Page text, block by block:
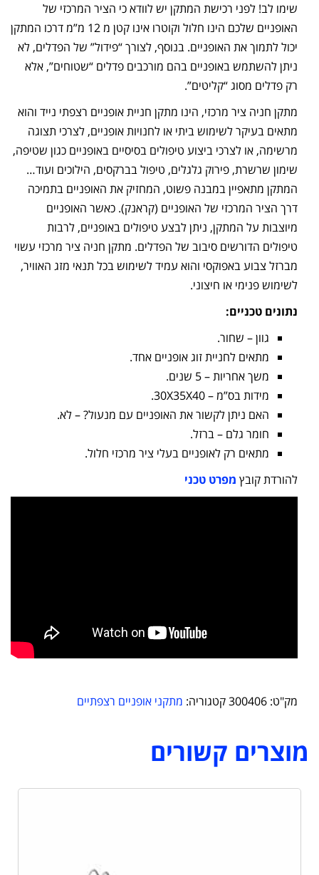
שימו לב! לפני רכישת המתקן יש לוודא כי הציר המרכזי של
האופניים שלכם הינו חלול וקוטרו אינו קטן מ 12 מ”מ דרכו המתקן
יכול לתמוך את האופניים. בנוסף, לצורך “פידול” של הפדלים, לא
ניתן להשתמש באופניים בהם מורכבים פדלים “שטוחים”, אלא
רק פדלים מסוג “קליטים”.
מתקן חניה ציר מרכזי, הינו מתקן חניית אופניים רצפתי נייד והוא
מתאים בעיקר לשימוש ביתי או לחנויות אופניים, לצרכי תצוגה
מרשימה, או לצרכי ביצוע טיפולים בסיסיים באופניים כגון שטיפה,
שימון שרשרת, פירוק גלגלים, טיפול בברקסים, הילוכים ועוד…
המתקן מתאפיין במבנה פשוט, המחזיק את האופניים בתמיכה
דרך הציר המרכזי של האופניים (קראנק). כאשר האופניים
מיוצבות על המתקן, ניתן לבצע טיפולים באופניים, לרבות
טיפולים הדורשים סיבוב של הפדלים. מתקן חניה ציר מרכזי עשוי
מברזל צבוע באפוקסי והוא עמיד לשימוש בכל תנאי מזג האוויר,
לשימוש פנימי או חיצוני.
נתונים טכניים:
גוון – שחור.
מתאים לחניית זוג אופניים אחד.
משך אחריות – 5 שנים.
מידות בס”מ – 30X35X40.
האם ניתן לקשור את האופניים עם מנעול? – לא.
חומר גלם – ברזל.
מתאים רק לאופניים בעלי ציר מרכזי חלול.
להורדת קובץ מפרט טכני
מק"ט: 300406קטגוריה: מתקני אופניים רצפתיים
מוצרים קשורים